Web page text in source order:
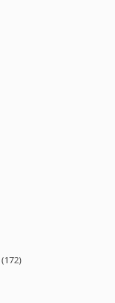
(172)